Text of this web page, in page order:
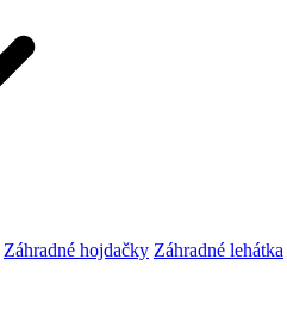
Záhradné hojdačky Záhradné lehátka